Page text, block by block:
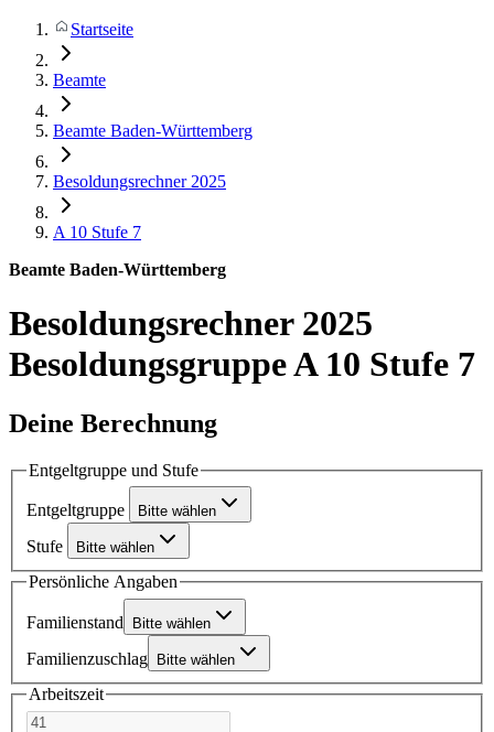
Startseite
Beamte
Beamte Baden-Württemberg
Besoldungsrechner 2025
A 10 Stufe 7
Beamte Baden-Württemberg
Besoldungsrechner 2025
Besoldungsgruppe A 10 Stufe 7
Deine Berechnung
Entgeltgruppe und Stufe
Entgeltgruppe Bitte wählen
Stufe Bitte wählen
Persönliche Angaben
Familienstand Bitte wählen
Familienzuschlag Bitte wählen
Arbeitszeit